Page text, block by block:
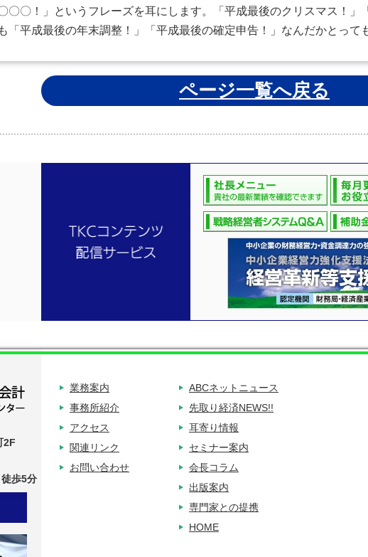
〇！」というフレーズを耳にします。「平成最後のクリスマス！」
「平成最後の年末調整！」「平成最後の確定申告！」なんだかとって
ページ一覧へ戻る
2F
歩5分
業務案内
事務所紹介
アクセス
関連リンク
お問い合わせ
ABCネットニュース
先取り経済NEWS!!
耳寄り情報
セミナー案内
会長コラム
出版案内
専門家との提携
HOME